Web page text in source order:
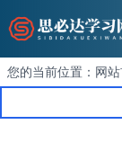
您的当前位置： 网